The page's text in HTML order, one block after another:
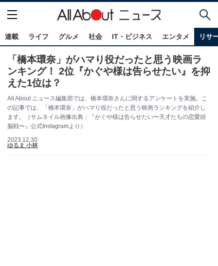
連載 ライフ グルメ 社会 IT・ビジネス エンタメ リサ
「橋本環奈」がハマり役だったと思う映画ラ
ンキング！ 2位『かぐや様は告らせたい』を抑
えた1位は？
All About ニュース編集部では、橋本環奈さんに関するアンケートを実施。こ
の記事では、「橋本環奈」がハマり役だったと思う映画ランキングを紹介し
ます。（サムネイル画像出典：『かぐや様は告らせたい〜天才たちの恋愛頭
脳戦〜』公式Instagramより）
2023.12.30
ゆるま 小林